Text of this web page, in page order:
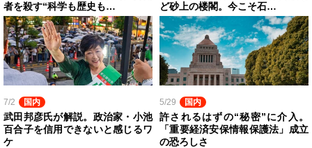
者を殺す“科学も歴史も…
ど砂上の楼閣。今こそ石…
7/2 国内
武田邦彦氏が解説。政治家・小池
百合子を信用できないと感じるワ
ケ
5/29 国内
許されるはずの“秘密”に介入。
「重要経済安保情報保護法」成立
の恐ろしさ